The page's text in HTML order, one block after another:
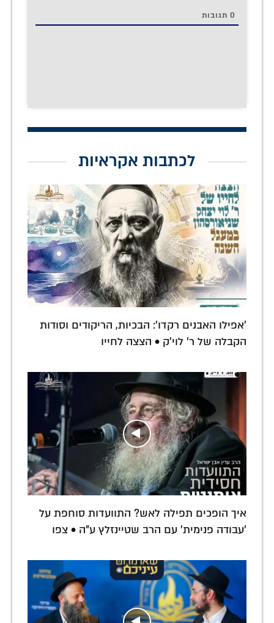
0 תגובות
לכתבות אקראיות
'אפילו האבנים רקדו': הבכיות, הריקודים וסודות
הקבלה של ר' לוי'ק • הצצה לחייו
איך הופכים תפילה לאש? התוועדות סוחפת על
'עבודה פנימית' עם הרב שטיינזלץ ע"ה • צפו